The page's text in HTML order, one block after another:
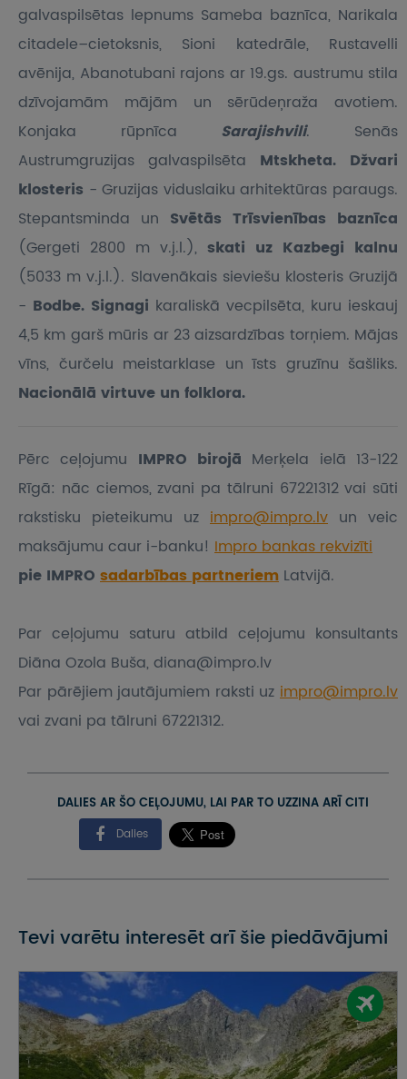
galvaspilsētas lepnums Sameba baznīca, Narikala
citadele–cietoksnis, Sioni katedrāle, Rustavelli
avēnija, Abanotubani rajons ar 19.gs. austrumu stila
dzīvojamām mājām un sērūdeņraža avotiem.
Konjaka rūpnīca
Sarajishvili. Senās
Austrumgruzijas galvaspilsēta Mtskheta. Džvari
klosteris - Gruzijas viduslaiku arhitektūras paraugs.
Stepantsminda un Svētās Trīsvienības baznīca
(Gergeti 2800 m v.j.l.), skati uz Kazbegi kalnu
(5033 m v.j.l.). Slavenākais sieviešu klosteris Gruzijā
- Bodbe. Signagi karaliskā vecpilsēta, kuru ieskauj
4,5 km garš mūris ar 23 aizsardzības torņiem. Mājas
vīns, čurčelu meistarklase un īsts gruzīnu šašliks.
Nacionālā virtuve un folklora.
Pērc ceļojumu IMPRO birojā Merķela ielā 13-122
Rīgā: nāc ciemos, zvani pa tālruni 67221312 vai sūti
rakstisku pieteikumu uz impro@impro.lv un veic
maksājumu caur i-banku! Impro bankas rekvizīti
pie IMPRO sadarbības partneriem Latvijā.
Par ceļojumu saturu atbild ceļojumu konsultants
Diāna Ozola Buša, diana@impro.lv
Par pārējiem jautājumiem raksti uz impro@impro.lv
vai zvani pa tālruni 67221312.
DALIES AR ŠO CEĻOJUMU, LAI PAR TO UZZINA ARĪ CITI
Dalies
Tevi varētu interesēt arī šie piedāvājumi